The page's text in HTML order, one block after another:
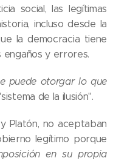
social, las legítimas
incluso desde la
la democracia tiene
engaños y errores.
puede otorgar lo que
de la ilusión".
Platón, no aceptaban
legítimo porque
en su propia